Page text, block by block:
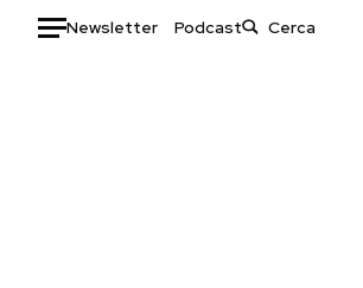
Newsletter Podcast